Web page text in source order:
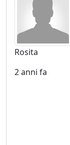
Rosita
2 anni fa